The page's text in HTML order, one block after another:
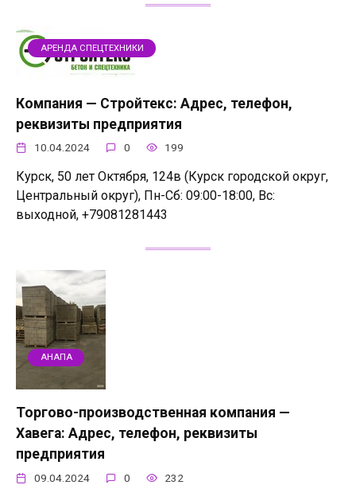
АРЕНДА СПЕЦТЕХНИКИ
Компания — Стройтекс: Адрес, телефон,
реквизиты предприятия
10.04.2024 0 199
Курск, 50 лет Октября, 124в (Курск городской округ,
Центральный округ), Пн-Сб: 09:00-18:00, Вс:
выходной, +79081281443
АНАПА
Торгово-производственная компания —
Хавега: Адрес, телефон, реквизиты
предприятия
09.04.2024 0 232